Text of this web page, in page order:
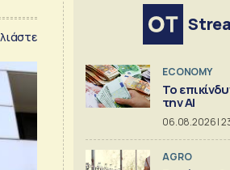
ECONOMY
Το
την ΑΙ
06.08.2026 |
AGRO